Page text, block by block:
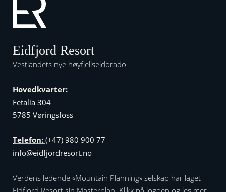
Eidfjord Resort
Vestlandets nye høyfjellseldorado
Hovedkvarter:
Fetalia 304
5785 Vøringsfoss
Telefon: (+47) 980 900 77
info@eidfjordresort.no
Verdens ledende «Mountain Planning» selskap har laget